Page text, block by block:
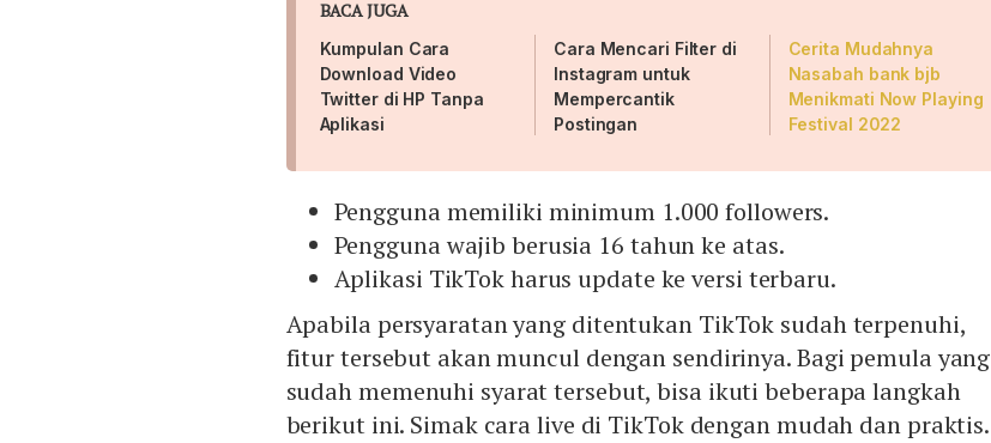
BACA JUGA
Kumpulan Cara
Download Video
Twitter di HP Tanpa
Aplikasi
Cara Mencari Filter di
Instagram untuk
Mempercantik
Postingan
Cerita Mudahnya
Nasabah bank bjb
Menikmati Now Playing
Festival 2022
Pengguna memiliki minimum 1.000 followers.
Pengguna wajib berusia 16 tahun ke atas.
Aplikasi TikTok harus update ke versi terbaru.
Apabila persyaratan yang ditentukan TikTok sudah terpenuhi,
fitur tersebut akan muncul dengan sendirinya. Bagi pemula yang
sudah memenuhi syarat tersebut, bisa ikuti beberapa langkah
berikut ini. Simak cara live di TikTok dengan mudah dan praktis.